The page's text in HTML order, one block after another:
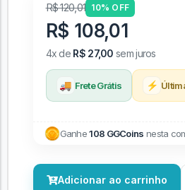
R$ 120,01 10% OFF
R$ 108,01
4x de R$ 27,00 sem juros
🚚 Frete Grátis ⚡
Ganhe108 GGCoins nesta
Adicionar ao carrinho